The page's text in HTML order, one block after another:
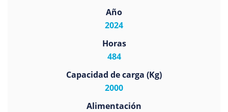
Año
2024
Horas
484
Capacidad de carga (Kg)
2000
Alimentación